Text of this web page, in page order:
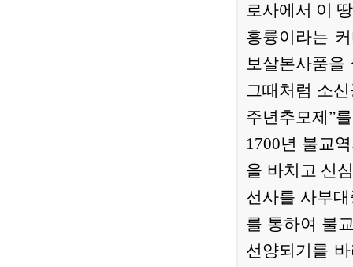
로사에서 이
흥륭이라는
보살본사품을
그때처럼 소
주년추모제”
1700년 불교
을 바치고 신
선사를 사부
를 통하여 불
선양되기를